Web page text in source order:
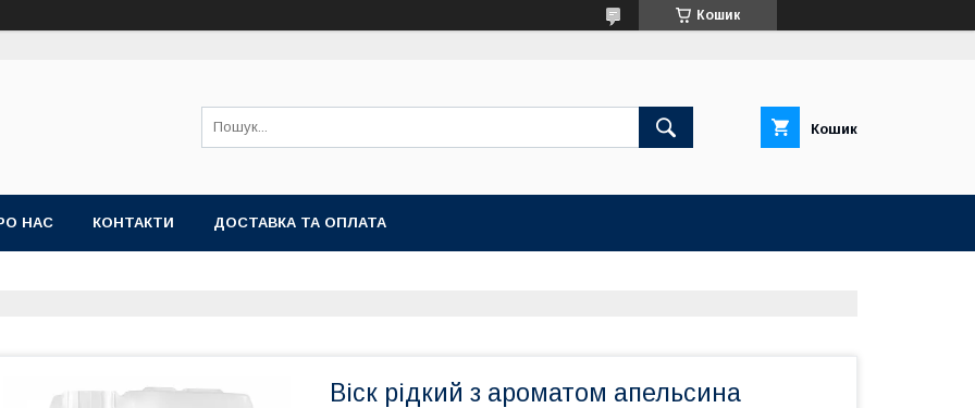
Кошик
Кошик
НАС КОНТАКТИ ДОСТАВКА ТА ОПЛАТА
Віск рідкий з ароматом апельсина